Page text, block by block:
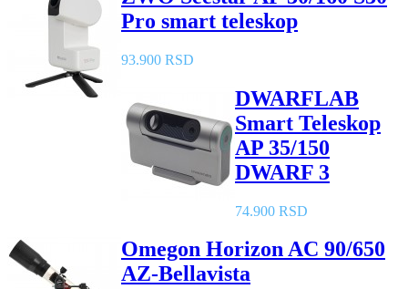
Pro smart teleskop
93.900 RSD
DWARFLAB
Smart Teleskop
AP 35/150
DWARF 3
74.900 RSD
Omegon Horizon AC 90/650
AZ-Bellavista